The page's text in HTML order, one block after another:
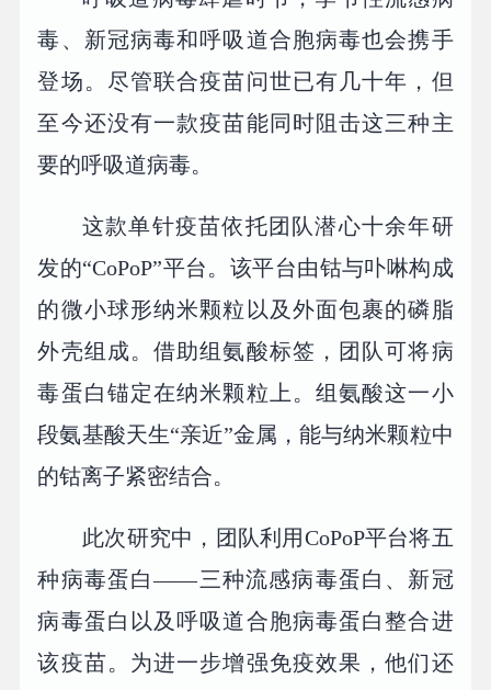
毒、新冠病毒和呼吸道合胞病毒也会携手
登场。尽管联合疫苗问世已有几十年，但
至今还没有一款疫苗能同时阻击这三种主
要的呼吸道病毒。
这款单针疫苗依托团队潜心十余年研
发的“CoPoP”平台。该平台由钴与卟啉构成
的微小球形纳米颗粒以及外面包裹的磷脂
外壳组成。借助组氨酸标签，团队可将病
毒蛋白锚定在纳米颗粒上。组氨酸这一小
段氨基酸天生“亲近”金属，能与纳米颗粒中
的钴离子紧密结合。
此次研究中，团队利用CoPoP平台将五
种病毒蛋白——三种流感病毒蛋白、新冠
病毒蛋白以及呼吸道合胞病毒蛋白整合进
该疫苗。为进一步增强免疫效果，他们还